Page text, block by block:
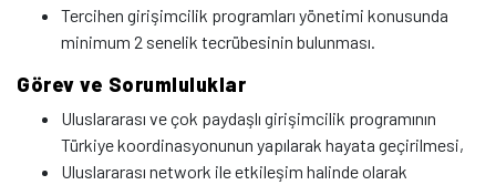
Tercihen girişimcilik programları yönetimi konusunda
minimum 2 senelik tecrübesinin bulunması.
Görev ve Sorumluluklar
Uluslararası ve çok paydaşlı girişimcilik programının
Türkiye koordinasyonunun yapılarak hayata geçirilmesi,
Uluslararası network ile etkileşim halinde olarak